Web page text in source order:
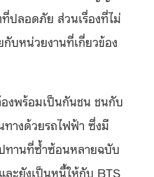
ปลอดภัย ส่วนเรื่องที่ไม่
บหน่วยงานที่เกี่ยวข้อง
งพร้อมเป็นกันชน ชนกับ
ทางด้วยรถไฟฟ้า ซึ่งมี
ทานที่ซ้ำซ้อนหลายฉบับ
ละยังเป็นหนี้ให้กับ BTS